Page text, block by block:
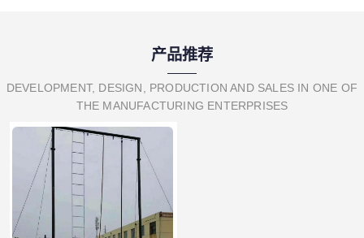
产品推荐
DEVELOPMENT, DESIGN, PRODUCTION AND SALES IN ONE OF
THE MANUFACTURING ENTERPRISES